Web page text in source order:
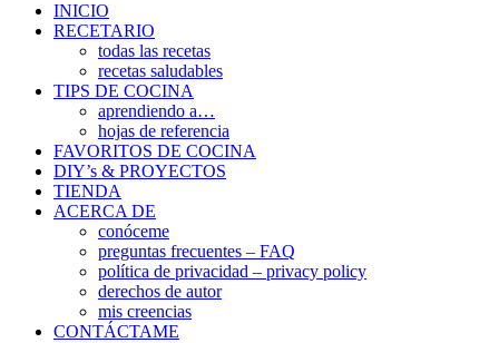
INICIO
RECETARIO
todas las recetas
recetas saludables
TIPS DE COCINA
aprendiendo a…
hojas de referencia
FAVORITOS DE COCINA
DIY’s & PROYECTOS
TIENDA
ACERCA DE
conóceme
preguntas frecuentes – FAQ
política de privacidad – privacy policy
derechos de autor
mis creencias
CONTÁCTAME